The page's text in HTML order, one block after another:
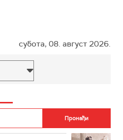
субота, 08. август 2026.